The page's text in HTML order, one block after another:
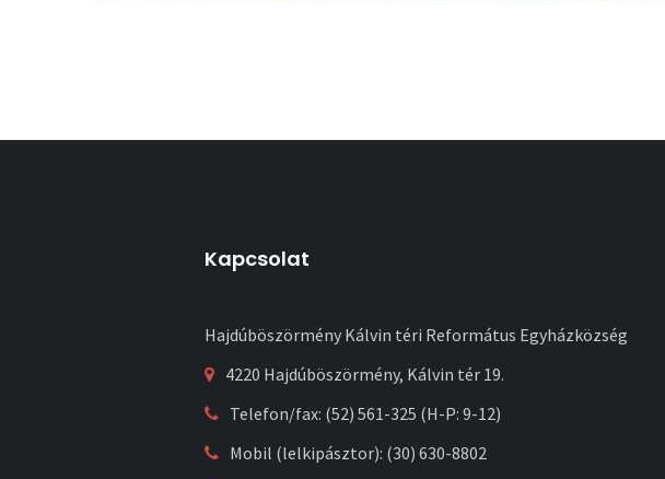
Kapcsolat
Hajdúböszörmény Kálvin téri Református Egyházközség
4220 Hajdúböszörmény, Kálvin tér 19.
Telefon/fax: (52) 561-325 (H-P: 9-12)
Mobil (lelkipásztor): (30) 630-8802